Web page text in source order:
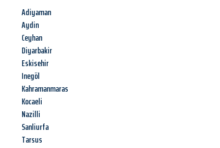
Adiyaman
Aydin
Ceyhan
Diyarbakir
Eskisehir
Inegöl
Kahramanmaras
Kocaeli
Nazilli
Sanliurfa
Tarsus